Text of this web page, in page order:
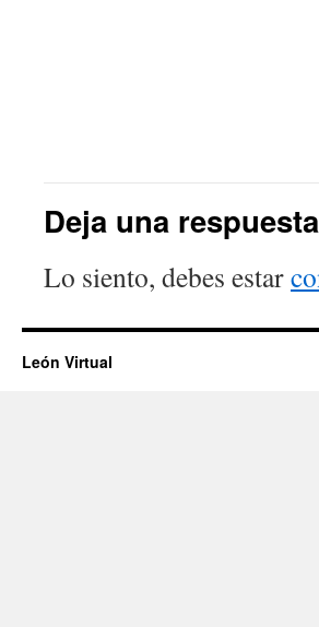
Deja una respuesta
Lo siento, debes estar
León Virtual